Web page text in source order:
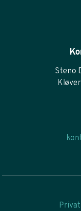
Steno